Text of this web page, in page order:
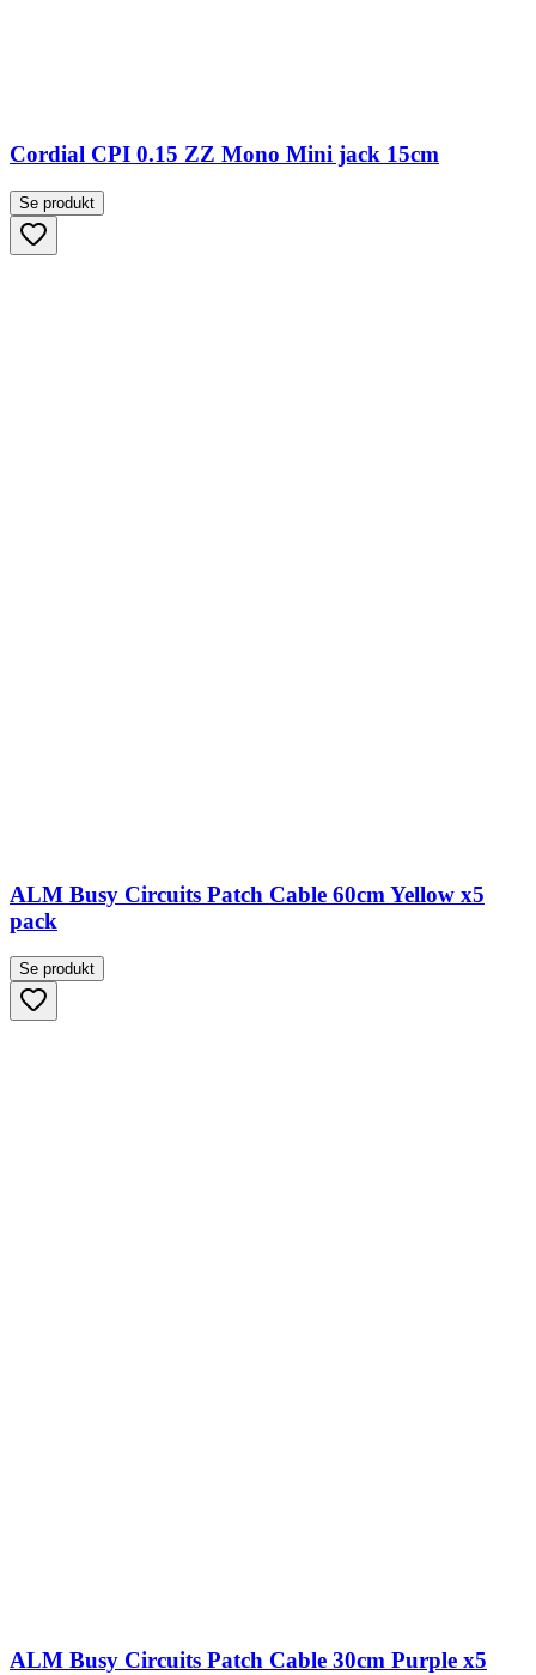
Cordial CPI 0.15 ZZ Mono Mini jack 15cm
Se produkt
ALM Busy Circuits Patch Cable 60cm Yellow x5
pack
Se produkt
ALM Busy Circuits Patch Cable 30cm Purple x5